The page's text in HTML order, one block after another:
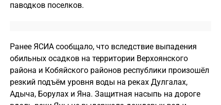
паводков поселков.
Ранее ЯСИА сообщало, что вследствие выпадения
обильных осадков на территории Верхоянского
района и Кобяйского районов республики произошёл
резкий подъём уровня воды на реках Дулгалах,
Адыча, Борулах и Яна. Защитная насыпь на дороге